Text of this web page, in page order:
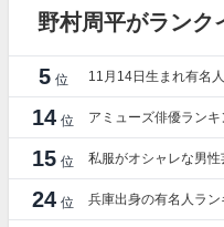
野村周平がランク
5 位 11月14日生まれ有名
14 位 アミューズ俳優ランキ
15 位 私服がオシャレな男
24 位 兵庫出身の有名人ラン